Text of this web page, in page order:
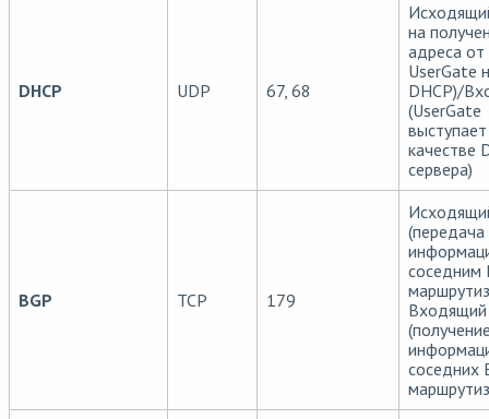
DHCP UDP 67, 68
на
адреса от
UserGate
DHCP)/
(UserGate
качестве
сервера)
BGP TCP 179
(передача
соседним
Входящий
соседних